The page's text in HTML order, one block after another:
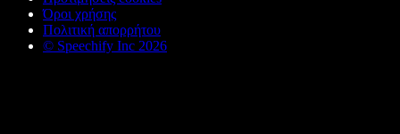
Όροι χρήσης
Πολιτική απορρήτου
© Speechify Inc 2026